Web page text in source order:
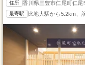
住所 香川県三豊市仁尾町仁尾
最寄駅 比地大駅から5.2km、